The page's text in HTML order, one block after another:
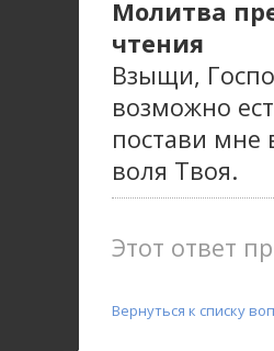
Молитва
чтения
Взыщи,
возможно
постави мне
воля Твоя.
Этот ответ
Вернуться к списку